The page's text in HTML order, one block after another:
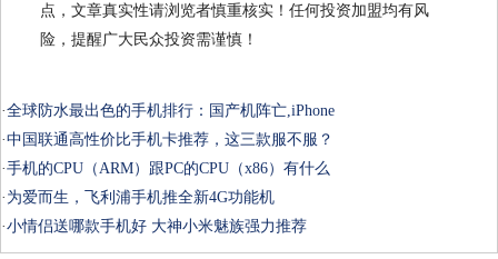
点，文章真实性请浏览者慎重核实！任何投资加盟均有风
险，提醒广大民众投资需谨慎！
·全球防水最出色的手机排行：国产机阵亡,iPhone
·中国联通高性价比手机卡推荐，这三款服不服？
·手机的CPU（ARM）跟PC的CPU（x86）有什么
· 为爱而生，飞利浦手机推全新4G功能机
·小情侣送哪款手机好 大神小米魅族强力推荐